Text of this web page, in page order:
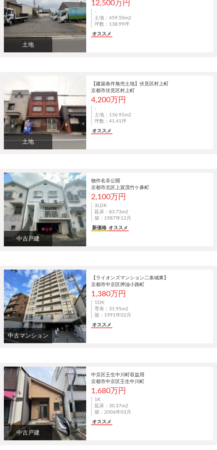
土地
12,500万円
-
土地：459.50m2
坪数：138.99坪
オススメ
土地
【建築条件無売土地】伏見区村上町
京都市伏見区村上町
4,200万円
-
土地：136.92m2
坪数：41.41坪
オススメ
中古戸建
物件名非公開
京都市北区上賀茂竹ケ鼻町
2,100万円
3LDK
延床：83.73m2
築：1987年12月
新価格 オススメ
中古マンション
【ライオンズマンション二条城東】
京都市中京区押油小路町
1,380万円
1DK
専有：31.95m2
築：1991年02月
オススメ
中古戸建
中京区壬生中川町収益用
京都市中京区壬生中川町
1,680万円
1K
延床：30.37m2
築：2006年03月
オススメ